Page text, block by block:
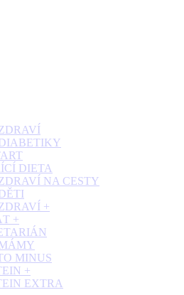
DIABETIKY
DIETA
NA CESTY
+
+
MINUS
+
EXTRA